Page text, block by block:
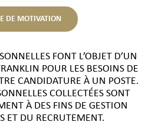
DE MOTIVATION
FONT L’OBJET D’UN
POUR LES BESOINS DE
CANDIDATURE À UN POSTE.
COLLECTÉES SONT
À DES FINS DE GESTION
ET DU RECRUTEMENT.